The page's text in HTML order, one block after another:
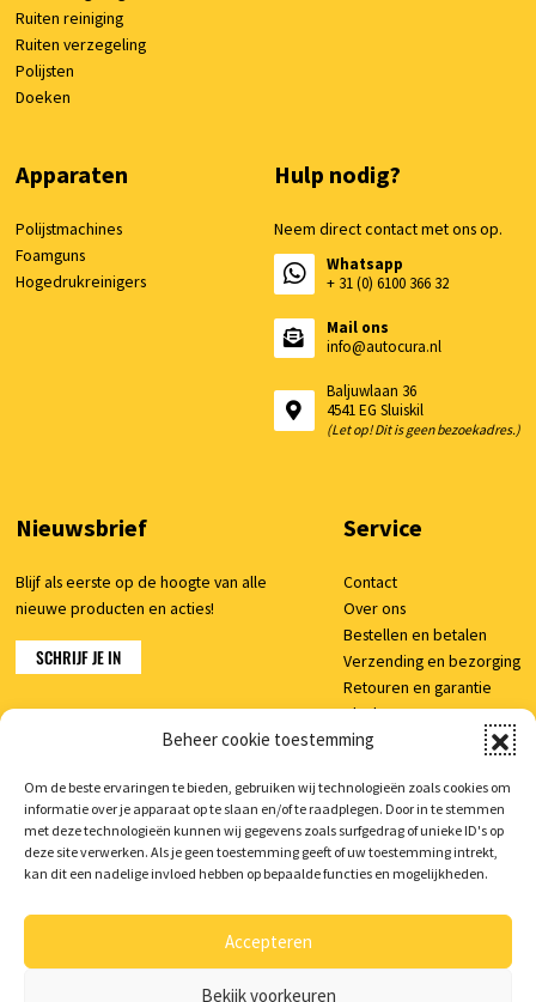
Beheer cookie toestemming
Om de beste ervaringen te bieden, gebruiken wij technologieën zoals cookies om
informatie over je apparaat op te slaan en/of te raadplegen. Door in te stemmen
met deze technologieën kunnen wij gegevens zoals surfgedrag of unieke ID's op
deze site verwerken. Als je geen toestemming geeft of uw toestemming intrekt,
kan dit een nadelige invloed hebben op bepaalde functies en mogelijkheden.
Accepteren
Bekijk voorkeuren
Ruiten reiniging
Ruiten verzegeling
Polijsten
Doeken
Apparaten
Polijstmachines
Foamguns
Hogedrukreinigers
Hulp nodig?
Neem direct contact met ons op.
Whatsapp
+ 31 (0) 6100 366 32
Mail ons
info@autocura.nl
Baljuwlaan 36
4541 EG Sluiskil
(Let op! Dit is geen bezoekadres.)
Nieuwsbrief
Blijf als eerste op de hoogte van alle
nieuwe producten en acties!
SCHRIJF JE IN
Service
Contact
Over ons
Bestellen en betalen
Verzending en bezorging
Retouren en garantie
Klachten
Veelgestelde vragen
Shop
Mijn account